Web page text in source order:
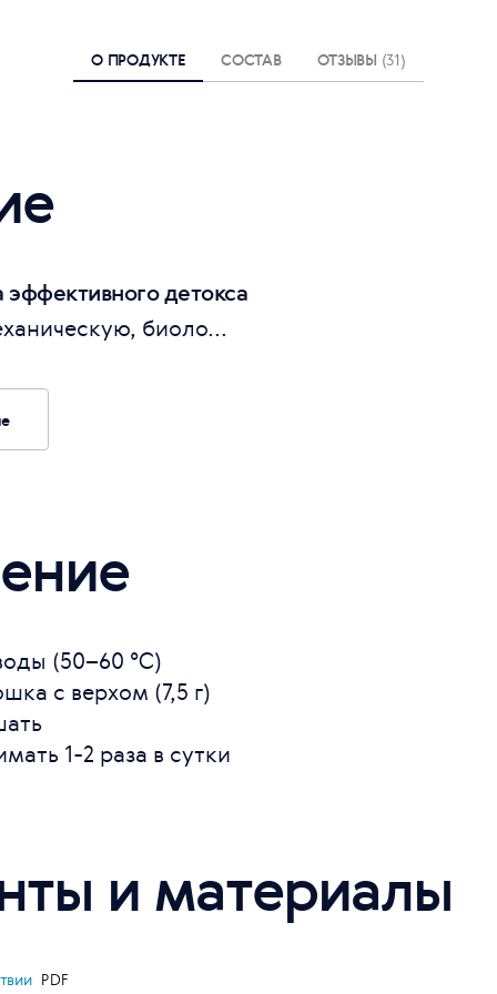
О ПРОДУКТЕ СОСТАВ ОТЗЫВЫ (31)
детокса
биоло...
(50–60 °С)
с верхом (7,5 г)
1-2 раза в сутки
и материалы